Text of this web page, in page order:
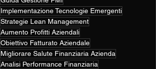
Implementazione Tecnologie Emergenti
Strategie Lean Management
Aumento Profitti Aziendali
Obiettivo Fatturato Aziendale
Migliorare Salute Finanziaria Azienda
Analisi Performance Finanziaria